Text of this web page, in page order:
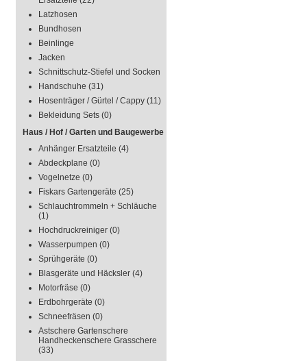
Latzhosen
Bundhosen
Beinlinge
Jacken
Schnittschutz-Stiefel und Socken
Handschuhe (31)
Hosenträger / Gürtel / Cappy (11)
Bekleidung Sets (0)
Haus / Hof / Garten und Baugewerbe
Anhänger Ersatzteile (4)
Abdeckplane (0)
Vogelnetze (0)
Fiskars Gartengeräte (25)
Schlauchtrommeln + Schläuche
(1)
Hochdruckreiniger (0)
Wasserpumpen (0)
Sprühgeräte (0)
Blasgeräte und Häcksler (4)
Motorfräse (0)
Erdbohrgeräte (0)
Schneefräsen (0)
Astschere Gartenschere
Handheckenschere Grasschere
(33)